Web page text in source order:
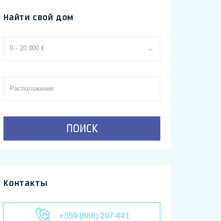
Найти свой дом
0 - 20.000 €
ПОИСК
Контакты
+359 (888) 297-441